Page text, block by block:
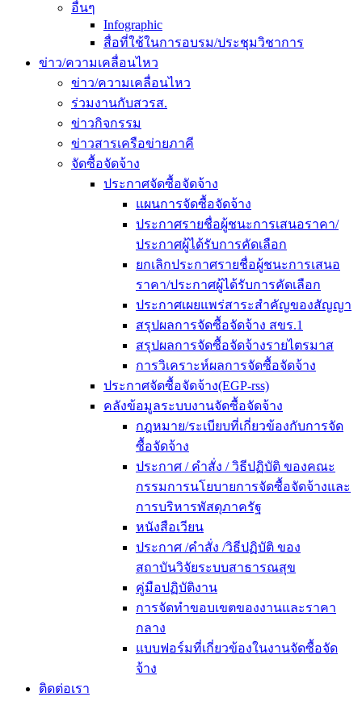
อื่นๆ
Infographic
สื่อที่ใช้ในการอบรม/ประชุมวิชาการ
ข่าว/ความเคลื่อนไหว
ข่าว/ความเคลื่อนไหว
ร่วมงานกับสวรส.
ข่าวกิจกรรม
ข่าวสารเครือข่ายภาคี
จัดซื้อจัดจ้าง
ประกาศจัดซื้อจัดจ้าง
แผนการจัดซื้อจัดจ้าง
ประกาศรายชื่อผู้ชนะการเสนอราคา/
ประกาศผู้ได้รับการคัดเลือก
ยกเลิกประกาศรายชื่อผู้ชนะการเสนอ
ราคา/ประกาศผู้ได้รับการคัดเลือก
ประกาศเผยแพร่สาระสำคัญของสัญญา
สรุปผลการจัดซื้อจัดจ้าง สขร.1
สรุปผลการจัดซื้อจัดจ้างรายไตรมาส
การวิเคราะห์ผลการจัดซื้อจัดจ้าง
ประกาศจัดซื้อจัดจ้าง(EGP-rss)
คลังข้อมูลระบบงานจัดซื้อจัดจ้าง
กฎหมาย/ระเบียบที่เกี่ยวข้องกับการจัด
ซื้อจัดจ้าง
ประกาศ / คำสั่ง / วิธีปฏิบัติ ของคณะ
กรรมการนโยบายการจัดซื้อจัดจ้างและ
การบริหารพัสดุภาครัฐ
หนังสือเวียน
ประกาศ /คำสั่ง /วิธีปฏิบัติ ของ
สถาบันวิจัยระบบสาธารณสุข
คู่มือปฏิบัติงาน
การจัดทำขอบเขตของงานและราคา
กลาง
แบบฟอร์มที่เกี่ยวข้องในงานจัดซื้อจัด
จ้าง
ติดต่อเรา